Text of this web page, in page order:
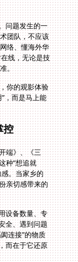
问题发生的一
团队，不应该
络、懂海外华
线，无论是技
。
你的观影体验
”，而是马上能
控
端》、《三
种“想追就
。当家乡的
切感带来的
设备数量、专
全、遇到问题
连接”的物质
而在于它还原